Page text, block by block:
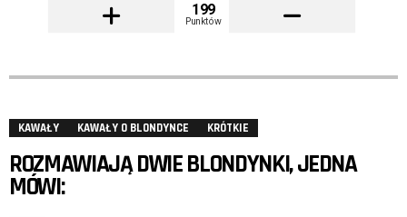
199
Punktów
KAWAŁY KAWAŁY O BLONDYNCE KRÓTKIE
ROZMAWIAJĄ DWIE BLONDYNKI, JEDNA
MÓWI: